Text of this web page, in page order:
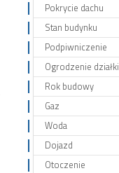
Pokrycie dachu
Stan budynku
Podpiwniczenie
Ogrodzenie działki
Rok budowy
Gaz
Woda
Dojazd
Otoczenie